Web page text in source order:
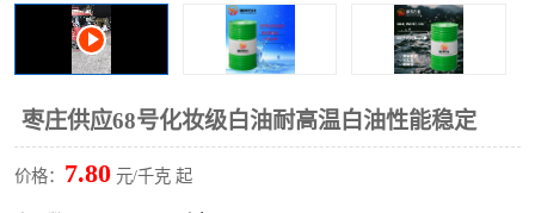
枣庄供应68号化妆级白油耐高温白油性能稳定
价格： 7.80 元/千克 起